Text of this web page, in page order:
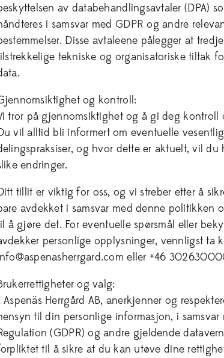
av databehandlingsavtaler (DPA)
i samsvar med GDPR og andre
Disse avtaleene pålegger at
tekniske og organisatoriske tiltak
og kontroll:
tror på gjennomsiktighet og å gi deg kontroll
vil alltid bli informert om eventuelle
og hvor dette er aktuelt, vil
endringer.
tillit er viktig for oss, og vi streber etter å
avdekket i samsvar med denne politikken
å gjøre det. For eventuelle spørsmål eller
personlige opplysninger, vennligst ta
eller +46
og valg:
Aspenäs Herrgård AB, anerkjenner og
til din personlige informasjon, i
(GDPR) og andre gjeldende
til å sikre at du kan utøve dine